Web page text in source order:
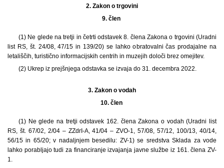
2. Zakon o trgovini
9. člen
(1) Ne glede na tretji in četrti odstavek 8. člena Zakona o trgovini (Uradni
list RS, št. 24/08, 47/15 in 139/20) se lahko obratovalni čas prodajalne na
letališčih, turistično informacijskih centrih in muzejih določi brez omejitev.
(2) Ukrep iz prejšnjega odstavka se izvaja do 31. decembra 2022.
3. Zakon o vodah
10. člen
(1) Ne glede na tretji odstavek 162. člena Zakona o vodah (Uradni list
RS, št. 67/02, 2/04 – ZZdrI-A, 41/04 – ZVO-1, 57/08, 57/12, 100/13, 40/14,
56/15 in 65/20; v nadaljnjem besedilu: ZV-1) se sredstva Sklada za vode
lahko porabljajo tudi za financiranje izvajanja javne službe iz 161. člena ZV-
1.